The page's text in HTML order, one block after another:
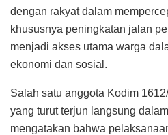
dengan rakyat dalam
khususnya peningkatan jalan
menjadi akses utama warga
ekonomi dan sosial.
Salah satu anggota Kodim
yang turut terjun langsung
mengatakan bahwa